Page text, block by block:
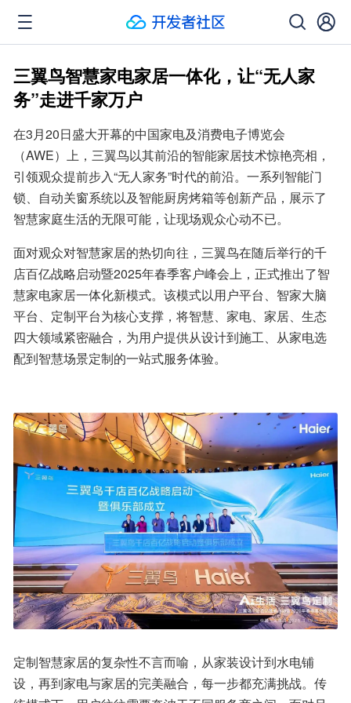
三翼鸟智慧家电家居一体化，让“无人家
务”走进千家万户
在3月20日盛大开幕的中国家电及消费电子博览会
（AWE）上，三翼鸟以其前沿的智能家居技术惊艳亮相，
引领观众提前步入“无人家务”时代的前沿。一系列智能门
锁、自动关窗系统以及智能厨房烤箱等创新产品，展示了
智慧家庭生活的无限可能，让现场观众心动不已。
面对观众对智慧家居的热切向往，三翼鸟在随后举行的千
店百亿战略启动暨2025年春季客户峰会上，正式推出了智
慧家电家居一体化新模式。该模式以用户平台、智家大脑
平台、定制平台为核心支撑，将智慧、家电、家居、生态
四大领域紧密融合，为用户提供从设计到施工、从家电选
配到智慧场景定制的一站式服务体验。
定制智慧家居的复杂性不言而喻，从家装设计到水电铺
设，再到家电与家居的完美融合，每一步都充满挑战。传